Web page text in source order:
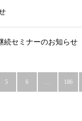
続セミナーのお知らせ
5 6 … 186